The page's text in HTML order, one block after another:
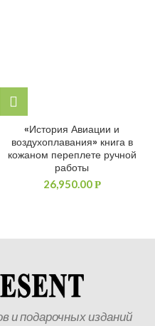
«История Авиации и
воздухоплавания» книга в
кожаном переплете ручной
работы
26,950.00Р
и подарочных изданий